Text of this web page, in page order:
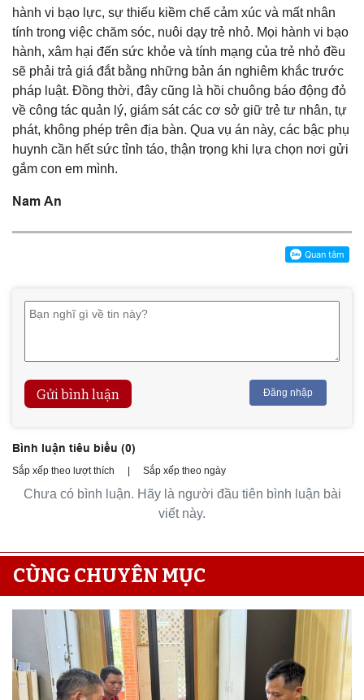
hành vi bạo lực, sự thiếu kiềm chế cảm xúc và mất nhân
tính trong việc chăm sóc, nuôi dạy trẻ nhỏ. Mọi hành vi bạo
hành, xâm hại đến sức khỏe và tính mạng của trẻ nhỏ đều
sẽ phải trả giá đắt bằng những bản án nghiêm khắc trước
pháp luật. Đồng thời, đây cũng là hồi chuông báo động đỏ
về công tác quản lý, giám sát các cơ sở giữ trẻ tư nhân, tự
phát, không phép trên địa bàn. Qua vụ án này, các bậc phụ
huynh cần hết sức tỉnh táo, thận trọng khi lựa chọn nơi gửi
gắm con em mình.
Nam An
Gửi bình luận Đăng nhập
Bình luận tiêu biểu (0)
Sắp xếp theo lượt thích Sắp xếp theo ngày
Chưa có bình luận. Hãy là người đầu tiên bình luận bài
viết này.
CÙNG CHUYÊN MỤC